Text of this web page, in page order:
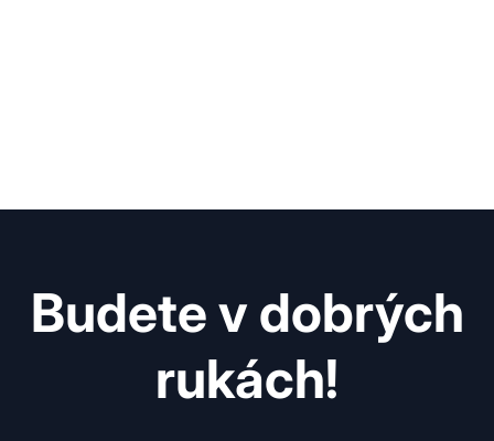
Budete v dobrých
rukách!